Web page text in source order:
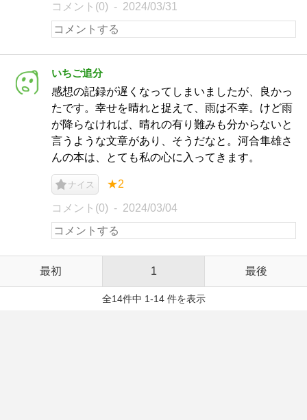
コメント(0) 2024/03/31
いちご追分
感想の記録が遅くなってしまいましたが、良かっ
たです。幸せを晴れと捉えて、雨は不幸。けど雨
が降らなければ、晴れの有り難みも分からないと
言うような文章があり、そうだなと。河合隼雄さ
んの本は、とても私の心に入ってきます。
ナイス ★2
コメント(0) 2024/03/04
最初 1 最後
全14件中 1-14 件を表示